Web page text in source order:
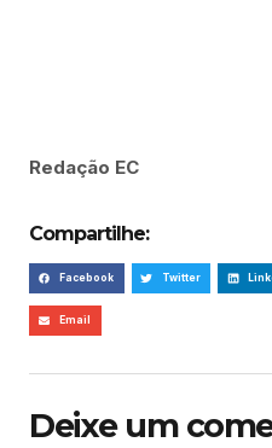
Redação EC
Compartilhe:
Facebook Twitter
Email
Deixe um